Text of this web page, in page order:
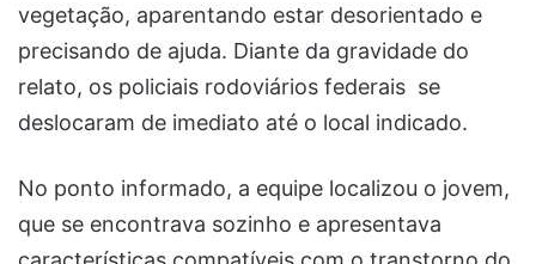
vegetação, aparentando estar desorientado e
precisando de ajuda. Diante da gravidade do
relato, os policiais rodoviários federais se
deslocaram de imediato até o local indicado.
No ponto informado, a equipe localizou o jovem,
que se encontrava sozinho e apresentava